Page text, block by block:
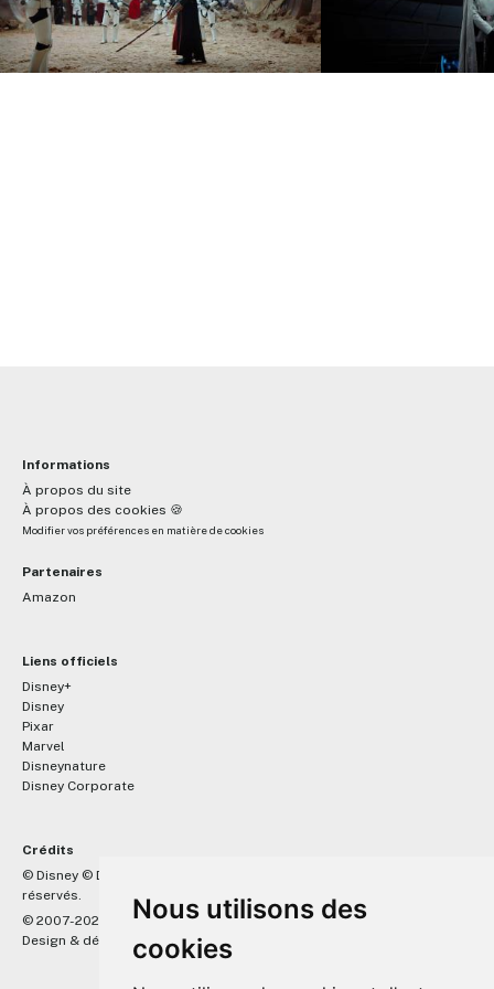
Nous utilisons des
cookies
Informations
À propos du site
À propos des cookies 🍪
Modifier vos préférences en matière de cookies
Partenaires
Amazon
Liens officiels
Disney+
Disney
Pixar
Marvel
Disneynature
Disney Corporate
Crédits
© Disney © Disney/Pixar © &
réservés.
© 2007-2026 DisneyPixar.fr
Design & développement :MonsieurPaul